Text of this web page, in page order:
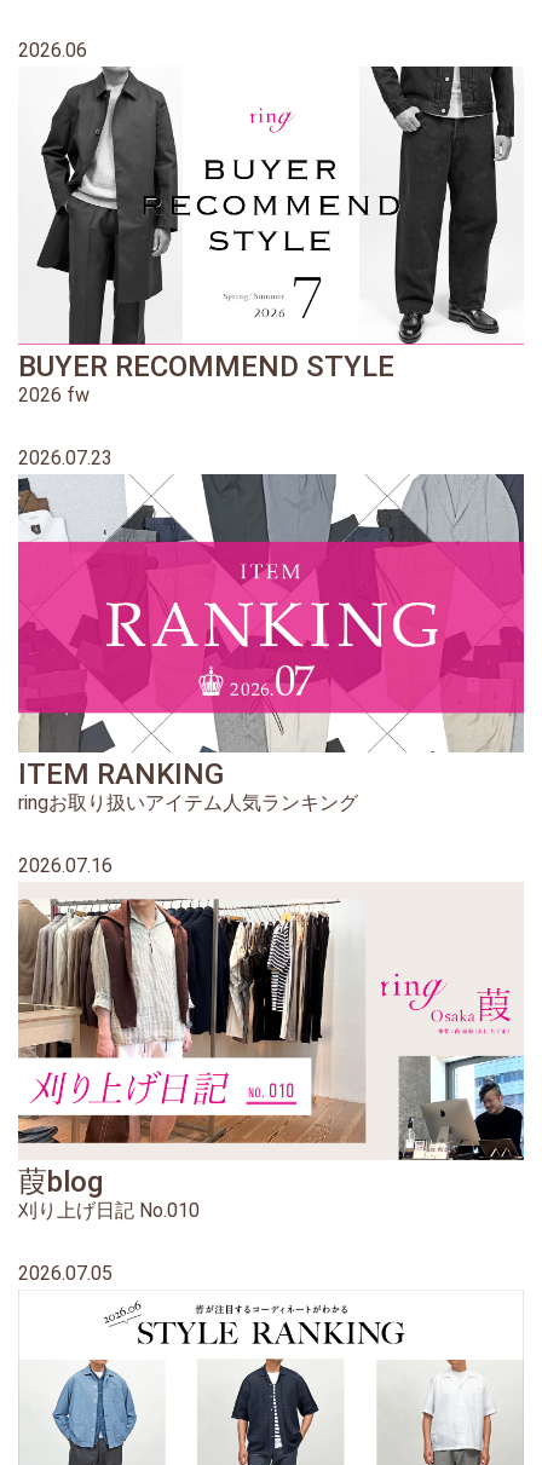
2026.06
BUYER RECOMMEND STYLE
2026 fw
2026.07.23
ITEM RANKING
ringお取り扱いアイテム人気ランキング
2026.07.16
葭blog
刈り上げ日記 No.010
2026.07.05